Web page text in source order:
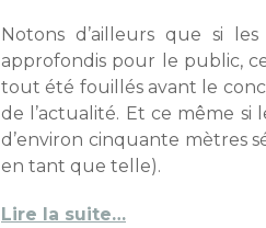
Notons d’ailleurs que si
approfondis pour le public,
tout été fouillés avant le
de l’actualité. Et ce même si
d’environ cinquante mètres
en tant que telle).
Lire la suite…